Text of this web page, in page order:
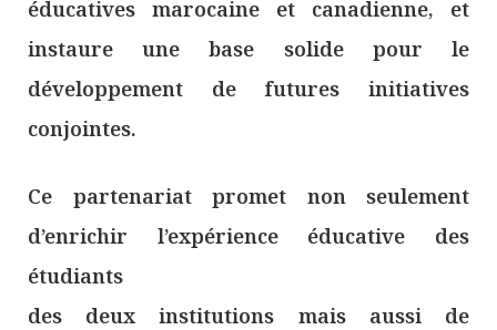
éducatives marocaine et canadienne, et
instaure une base solide pour le
développement de futures initiatives
conjointes.
Ce partenariat promet non seulement
d’enrichir l’expérience éducative des
étudiants
des deux institutions mais aussi de